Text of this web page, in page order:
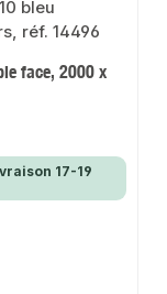
face, 2000 x
17-19